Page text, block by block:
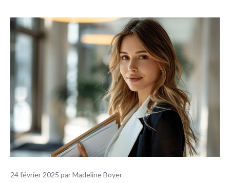
24 février 2025 parMadeline Boyer